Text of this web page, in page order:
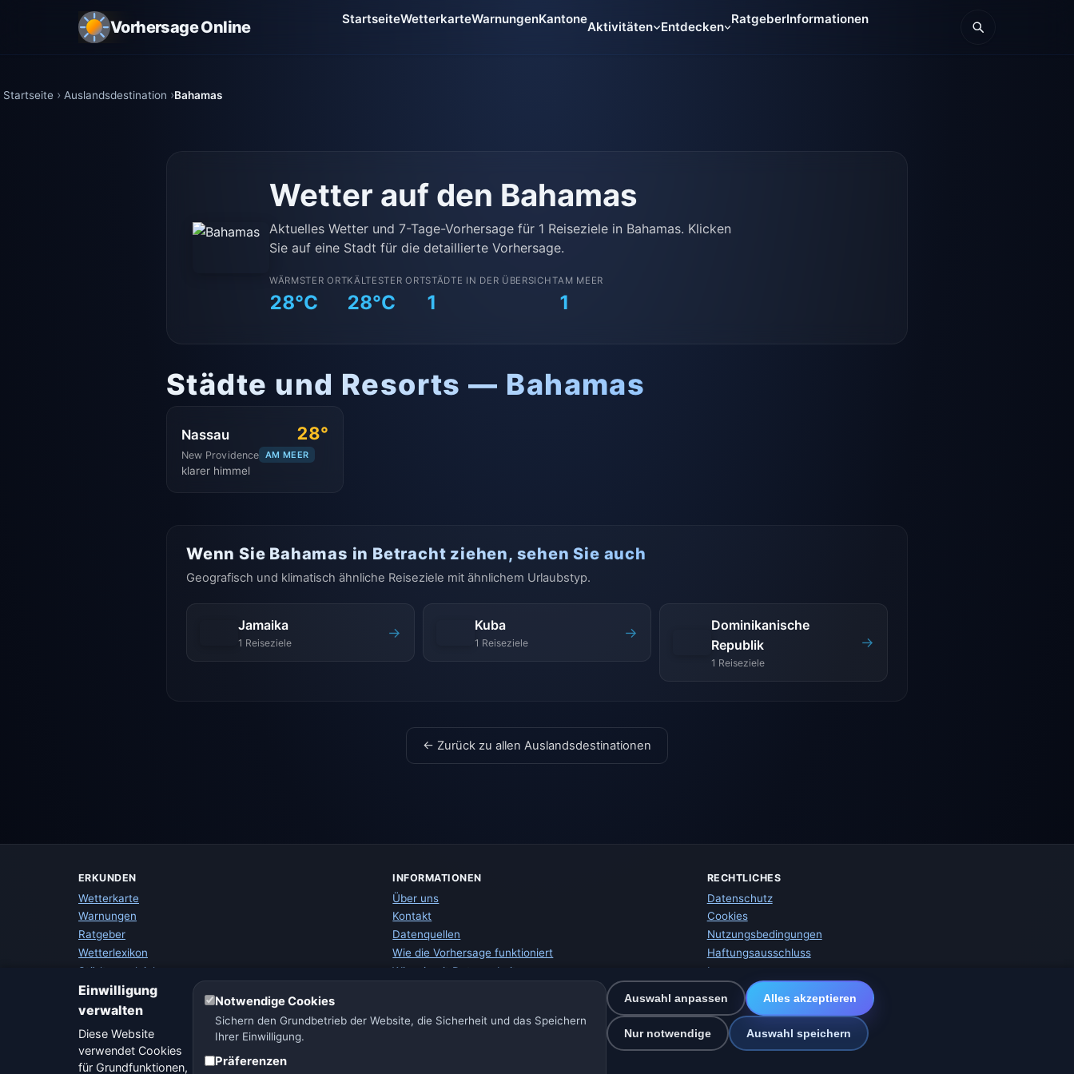
Vorhersage Online StartseiteWetterkarteWarnungenKantone
Aktivitäten Entdecken
RatgeberInformationen
Startseite Auslandsdestination Bahamas
Wetter auf den Bahamas
Aktuelles Wetter und 7-Tage-Vorhersage für 1 Reiseziele in Bahamas. Klicken
Sie auf eine Stadt für die detaillierte Vorhersage.
WÄRMSTER ORT
28°C
KÄLTESTER ORT
28°C
STÄDTE IN DER ÜBERSICHT
1
AM MEER
1
Städte und Resorts — Bahamas
Nassau 28°
New Providence AM MEER
klarer himmel
Wenn Sie Bahamas in Betracht ziehen, sehen Sie auch
Geografisch und klimatisch ähnliche Reiseziele mit ähnlichem Urlaubstyp.
Jamaika
1 Reiseziele
→ Kuba
1 Reiseziele
→
Dominikanische
Republik
1 Reiseziele
→
← Zurück zu allen Auslandsdestinationen
ERKUNDEN
Wetterkarte
Warnungen
Ratgeber
Wetterlexikon
Städtevergleich
Wetter-Widget
INFORMATIONEN
Über uns
Kontakt
Datenquellen
Wie die Vorhersage funktioniert
Wie wir mit Daten arbeiten
RECHTLICHES
Datenschutz
Cookies
Nutzungsbedingungen
Haftungsausschluss
Impressum
Wir helfen Tieren
Sitemap
Einstellungen
Einwilligung
verwalten
Diese Website
verwendet Cookies
für Grundfunktionen,
Notwendige Cookies
Sichern den Grundbetrieb der Website, die Sicherheit und das Speichern
Ihrer Einwilligung.
Präferenzen
Auswahl anpassen Alles akzeptieren
Nur notwendige Auswahl speichern